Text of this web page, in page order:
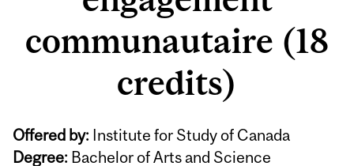
communautaire (18
credits)
Offered by: Institute for Study of Canada
Degree: Bachelor of Arts and Science